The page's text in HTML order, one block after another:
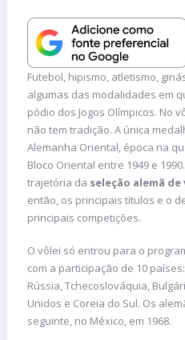
Futebol, hipismo, atletismo,
algumas das modalidades em
pódio dos Jogos Olímpicos. No
não tem tradição. A única
Alemanha Oriental, época na
Bloco Oriental entre 1949 e
trajetória da seleção alemã
então, os principais títulos e o
principais competições.
O vôlei só entrou para o
com a participação de 10
Rússia, Tchecoslováquia,
Unidos e Coreia do Sul. Os
seguinte, no México, em 1968.